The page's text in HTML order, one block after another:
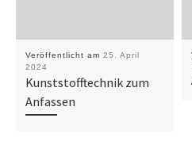
Veröffentlicht am 25. April
2024
Kunststofftechnik zum
Anfassen